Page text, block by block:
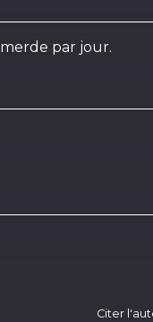
par jour.
Citer